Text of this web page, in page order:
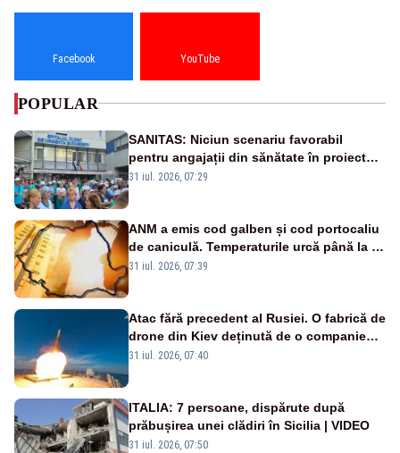
Facebook YouTube
POPULAR
SANITAS: Niciun scenariu favorabil
pentru angajații din sănătate în proiectul
Legii salarizării
31 iul. 2026, 07:29
ANM a emis cod galben și cod portocaliu
de caniculă. Temperaturile urcă până la 38
de grade, iar nopțile devin tropicale
31 iul. 2026, 07:39
Atac fără precedent al Rusiei. O fabrică de
drone din Kiev deținută de o companie
americană, distrusă de o rachetă
31 iul. 2026, 07:40
ITALIA: 7 persoane, dispărute după
prăbușirea unei clădiri în Sicilia | VIDEO
31 iul. 2026, 07:50